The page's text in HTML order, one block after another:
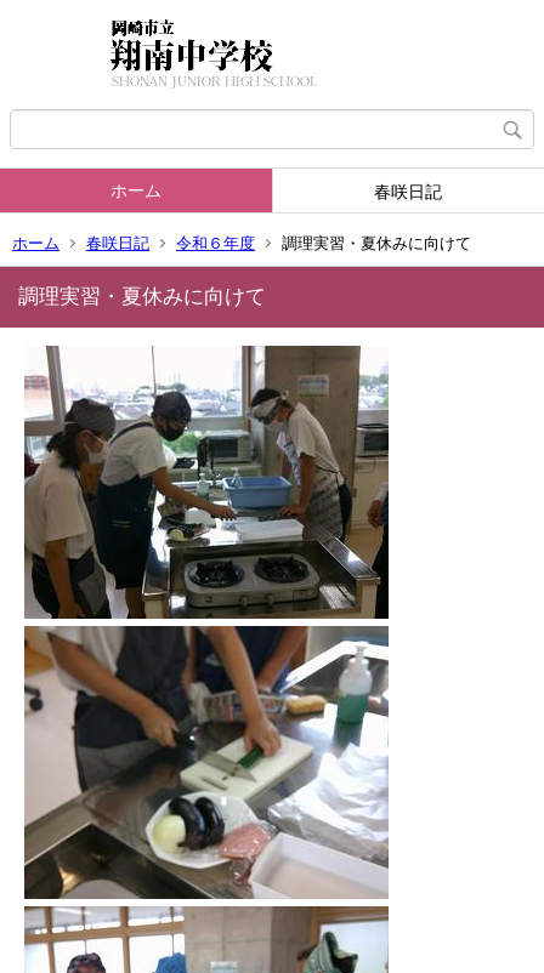
ホーム 春咲日記
ホーム 春咲日記 令和６年度 調理実習・夏休みに向けて
調理実習・夏休みに向けて